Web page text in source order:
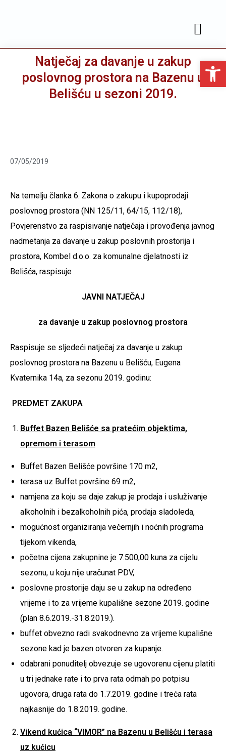
Natječaj za davanje u zakup
poslovnog prostora na Bazenu u
Belišću u sezoni 2019.
07/05/2019
Na temelju članka 6. Zakona o zakupu i kupoprodaji
poslovnog prostora (NN 125/11, 64/15, 112/18),
Povjerenstvo za raspisivanje natječaja i provođenja javnog
nadmetanja za davanje u zakup poslovnih prostorija i
prostora, Kombel d.o.o. za komunalne djelatnosti iz
Belišća, raspisuje
JAVNI NATJEČAJ
za davanje u zakup poslovnog prostora
Raspisuje se sljedeći natječaj za davanje u zakup
poslovnog prostora na Bazenu u Belišću, Eugena
Kvaternika 14a, za sezonu 2019. godinu:
PREDMET ZAKUPA
Buffet Bazen Belišće sa pratećim objektima,
opremom i terasom
Buffet Bazen Belišće površine 170 m2,
terasa uz Buffet površine 69 m2,
namjena za koju se daje zakup je prodaja i usluživanje
alkoholnih i bezalkoholnih pića, prodaja sladoleda,
mogućnost organiziranja večernjih i noćnih programa
tijekom vikenda,
početna cijena zakupnine je 7.500,00 kuna za cijelu
sezonu, u koju nije uračunat PDV,
poslovne prostorije daju se u zakup na određeno
vrijeme i to za vrijeme kupališne sezone 2019. godine
(plan 8.6.2019.-31.8.2019.).
buffet obvezno radi svakodnevno za vrijeme kupališne
sezone kad je bazen otvoren za kupanje.
odabrani ponuditelj obvezuje se ugovorenu cijenu platiti
u tri jednake rate i to prva rata odmah po potpisu
ugovora, druga rata do 1.7.2019. godine i treća rata
najkasnije do 1.8.2019. godine.
Vikend kućica “VIMOR” na Bazenu u Belišću i terasa
uz kućicu
Open toolbar